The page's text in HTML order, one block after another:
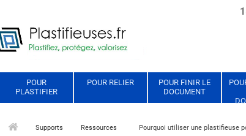
POUR
PLASTIFIER
POUR RELIER
POUR FINIR LE
DOCUMENT
Supports Ressources Pourquoi utiliser une plastifieuse